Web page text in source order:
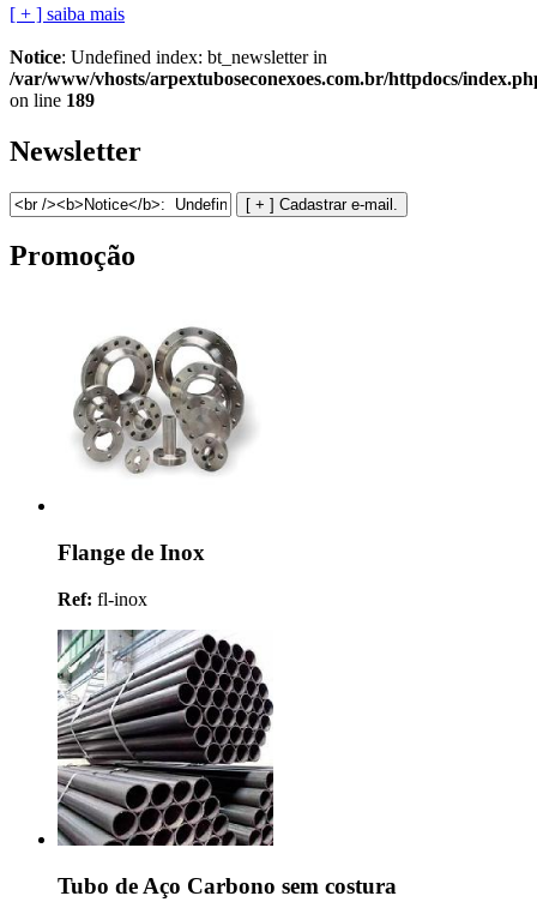
[ + ] saiba mais
Notice: Undefined index: bt_newsletter in
/var/www/vhosts/arpextuboseconexoes.com.br/httpdocs/
on line 189
Newsletter
Promoção
Flange de Inox
Ref: fl-inox
Tubo de Aço Carbono sem costura